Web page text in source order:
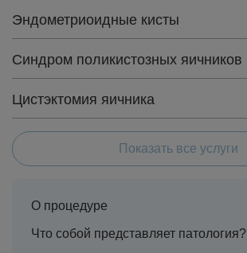
Эндометриоидные кисты
Синдром поликистозных яичников
Цистэктомия яичника
Показать все услуги
О процедуре
Что собой представляет патология?